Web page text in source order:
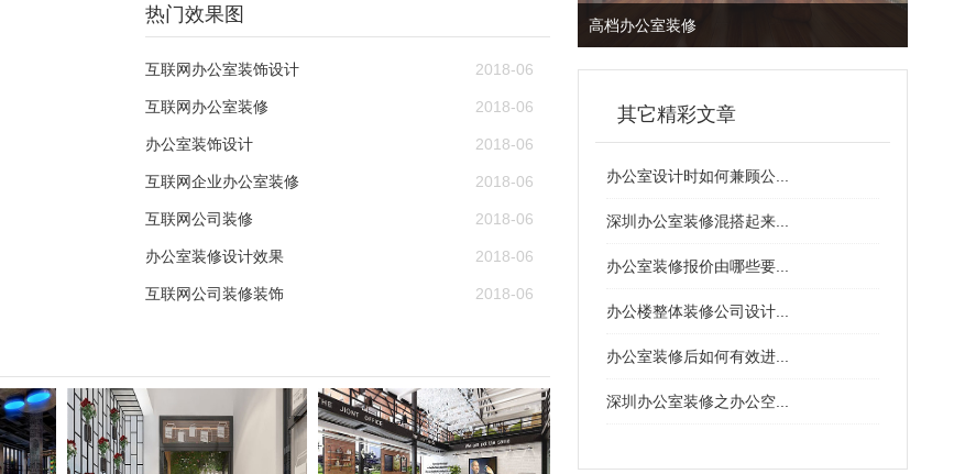
热门效果图
互联网办公室装饰设计 2018-06
互联网办公室装修 2018-06
办公室装饰设计 2018-06
互联网企业办公室装修 2018-06
互联网公司装修 2018-06
办公室装修设计效果 2018-06
互联网公司装修装饰 2018-06
高档办公室装修
其它精彩文章
办公室设计时如何兼顾公...
深圳办公室装修混搭起来...
办公室装修报价由哪些要...
办公楼整体装修公司设计...
办公室装修后如何有效进...
深圳办公室装修之办公空...